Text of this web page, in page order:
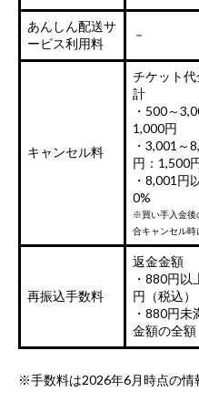
あんしん配送サ
ービス利用料
－
キャンセル料
チケット代
計
・500～
1,000円
・3,001～
円：1,500
・8,001円
0%
※買い手入金後
合キャンセル時
再振込手数料
返金金額
・880円以
円（税込）
・880円未
金額の全額
※手数料は2026年6月時点の情